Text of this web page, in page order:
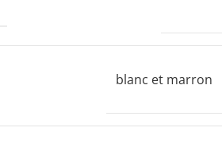
blanc et marron